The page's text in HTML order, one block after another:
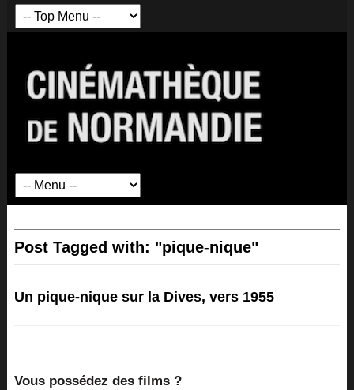
Post Tagged with: "pique-nique"
Un pique-nique sur la Dives, vers 1955
Vous possédez des films ?